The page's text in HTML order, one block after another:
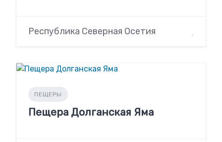
Республика Северная Осетия
ПЕЩЕРЫ
Пещера Долганская Яма